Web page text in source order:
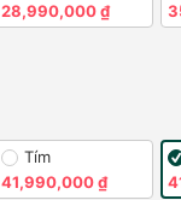
28,990,000 ₫
Tím
41,990,000 ₫